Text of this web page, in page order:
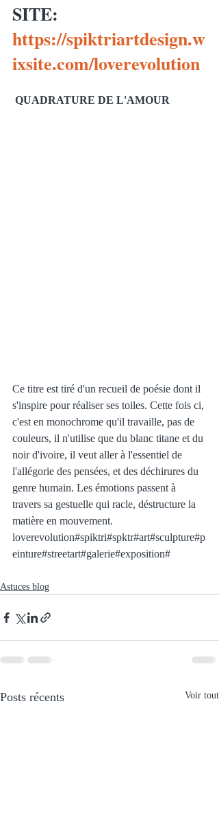
SITE:
https://spiktriartdesign.w
ixsite.com/loverevolution
QUADRATURE DE L'AMOUR
Ce titre est tiré d'un recueil de poésie dont il
s'inspire pour réaliser ses toiles. Cette fois ci,
c'est en monochrome qu'il travaille, pas de
couleurs, il n'utilise que du blanc titane et du
noir d'ivoire, il veut aller à l'essentiel de
l'allégorie des pensées, et des déchirures du
genre humain. Les émotions passent à
travers sa gestuelle qui racle, déstructure la
matière en mouvement.
loverevolution#spiktri#spktr#art#sculpture#p
einture#streetart#galerie#exposition#
Astuces blog
Posts récents Voir tout